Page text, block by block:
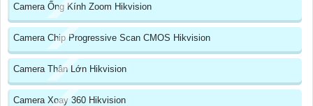
Camera Ống Kính Zoom Hikvision
Camera Chip Progressive Scan CMOS Hikvision
Camera Thân Lớn Hikvision
Camera Xoay 360 Hikvision